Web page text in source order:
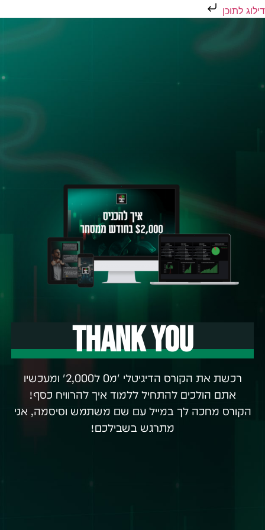
דילוג לתוכן
Thank you
רכשת את הקורס הדיגיטלי ״מ0 ל2,000״ ומעכשיו
אתם הולכים להתחיל ללמוד איך להרוויח כסף!
הקורס מחכה לך במייל עם שם משתמש וסיסמה, אני
מתרגש בשבילכם!